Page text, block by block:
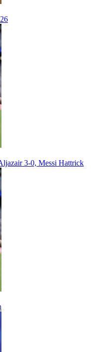
3-0, Messi Hattrick